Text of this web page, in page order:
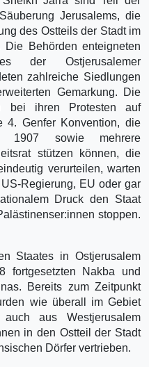
Jerusalems, die
des Ostteils der Stadt im
Behörden enteigneten
der Ostjerusalemer
zahlreiche Siedlungen
Gemarkung. Die
bei ihren Protesten auf
4. Genfer Konvention, die
1907 sowie mehrere
stützen können, die
verurteilen, warten
Regierung, EU oder gar
Druck den Staat
stoppen.
Staates in Ostjerusalem
Nakba und
Bereits zum Zeitpunkt
wie überall im Gebiet
aus Westjerusalem
in den Ostteil der Stadt
Dörfer vertrieben.